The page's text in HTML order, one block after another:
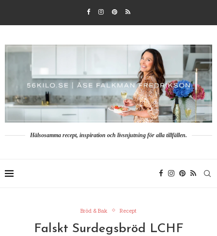
Hälsosamma recept, inspiration och livsnjutning för alla tillfällen.
Bröd & Bak Recept
Falskt Surdegsbröd LCHF